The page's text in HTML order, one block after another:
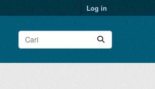
Log in